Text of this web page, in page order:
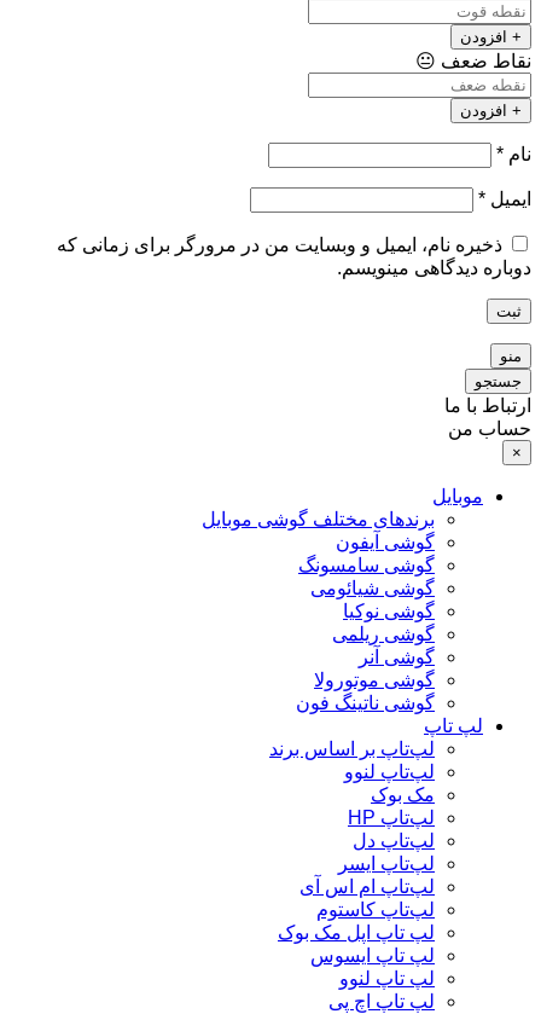
+ افزودن
نقاط ضعف 😐
+ افزودن
نام *
ایمیل *
ذخیره نام، ایمیل و وبسایت من در مرورگر برای زمانی که
دوباره دیدگاهی مینویسم.
ثبت
منو
جستجو
ارتباط با ما
حساب من
×
موبایل
برندهای مختلف گوشی موبایل
گوشی آیفون
گوشی سامسونگ
گوشی شیائومی
گوشی نوکیا
گوشی ریلمی
گوشی آنر
گوشی موتورولا
گوشی ناتینگ فون
لپ تاپ
لپ‌تاپ بر اساس برند
لپ‌تاپ لنوو
مک بوک
لپ‌تاپ HP
لپ‌تاپ دل
لپ‌تاپ ایسر
لپ‌تاپ ام اس آی
لپ‌تاپ کاستوم
لپ تاپ اپل مک بوک
لپ تاپ ایسوس
لپ تاپ لنوو
لپ تاپ اچ پی